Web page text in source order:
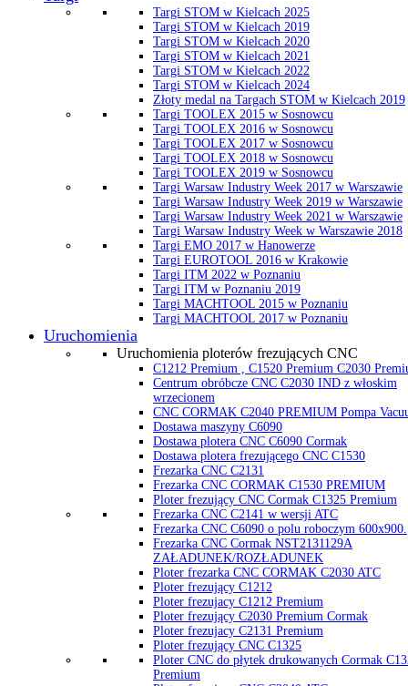
Targi STOM w Kielcach 2025
Targi STOM w Kielcach 2019
Targi STOM w Kielcach 2020
Targi STOM w Kielcach 2021
Targi STOM w Kielcach 2022
Targi STOM w Kielcach 2024
Złoty medal na Targach STOM w Kielcach 2019
Targi TOOLEX 2015 w Sosnowcu
Targi TOOLEX 2016 w Sosnowcu
Targi TOOLEX 2017 w Sosnowcu
Targi TOOLEX 2018 w Sosnowcu
Targi TOOLEX 2019 w Sosnowcu
Targi Warsaw Industry Week 2017 w Warszawie
Targi Warsaw Industry Week 2019 w Warszawie
Targi Warsaw Industry Week 2021 w Warszawie
Targi Warsaw Industry Week w Warszawie 2018
Targi EMO 2017 w Hanowerze
Targi EUROTOOL 2016 w Krakowie
Targi ITM 2022 w Poznaniu
Targi ITM w Poznaniu 2019
Targi MACHTOOL 2015 w Poznaniu
Targi MACHTOOL 2017 w Poznaniu
Uruchomienia
Uruchomienia ploterów frezujących CNC
C1212 Premium , C1520 Premium C2030
Centrum obróbcze CNC C2030 IND z włoskim
wrzecionem
CNC CORMAK C2040 PREMIUM Pompa
Dostawa maszyny C6090
Dostawa plotera CNC C6090 Cormak
Dostawa plotera frezującego CNC C1530
Frezarka CNC C2131
Frezarka CNC CORMAK C1530 PREMIUM
Ploter frezujący CNC Cormak C1325 Premium
Frezarka CNC C2141 w wersji ATC
Frezarka CNC C6090 o polu roboczym 600x900.
Frezarka CNC Cormak NST2131129A
ZAŁADUNEK/ROZŁADUNEK
Ploter frezarka CNC CORMAK C2030 ATC
Ploter frezujący C1212
Ploter frezujacy C1212 Premium
Ploter frezujący C2030 Premium Cormak
Ploter frezujacy C2131 Premium
Ploter frezujący CNC C1325
Ploter CNC do płytek drukowanych Cormak
Premium